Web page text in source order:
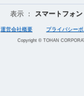
表示 ： スマートフォン
運営会社概要 プライバシー
Copyright © TOHAN